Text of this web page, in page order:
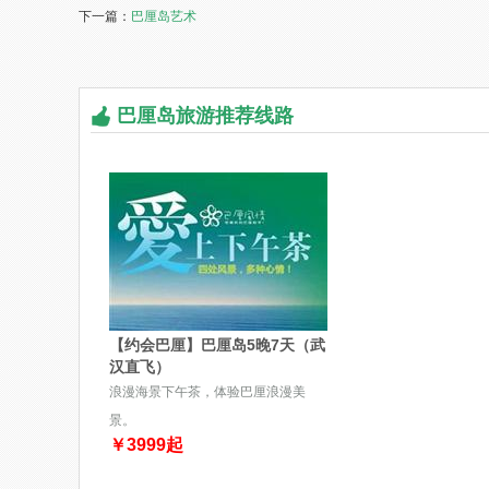
下一篇： 巴厘岛艺术
巴厘岛旅游推荐线路
【约会巴厘】巴厘岛5晚7天（武
汉直飞）
浪漫海景下午茶，体验巴厘浪漫美
景。
￥3999起